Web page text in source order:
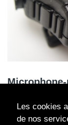
Les cookies
de nos
Microphone à